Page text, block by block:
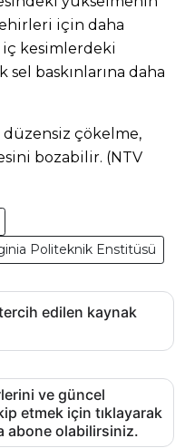
için daha
kesimlerdeki
baskınlarına daha
çökelme,
bozabilir. (NTV
Politeknik Enstitüsü
edilen kaynak
ve güncel
etmek için tıklayarak
abone olabilirsiniz.